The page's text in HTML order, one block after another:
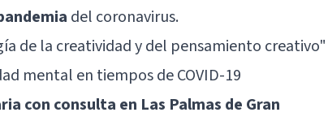
del coronavirus.
de la creatividad y del pensamiento creativo"
mental en tiempos de COVID-19
con consulta en Las Palmas de Gran